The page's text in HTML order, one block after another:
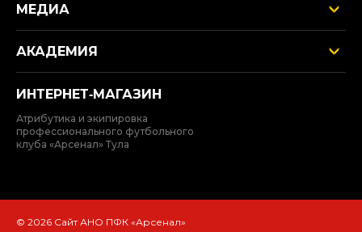
МЕДИА
АКАДЕМИЯ
ИНТЕРНЕТ‑МАГАЗИН
Атрибутика и экипировка
профессионального футбольного
клуба «Арсенал» Тула
© 2026 Сайт АНО ПФК «Арсенал»